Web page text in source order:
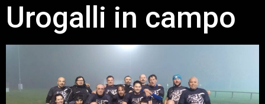
Urogalli in campo